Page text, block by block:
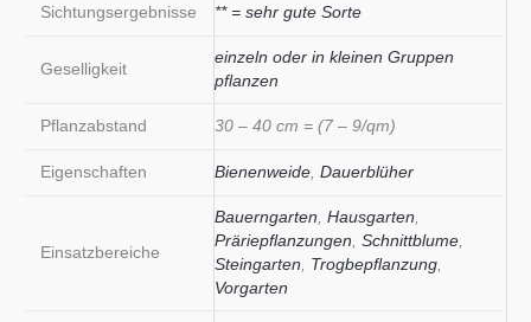
Sichtungsergebnisse ** = sehr gute Sorte
Geselligkeit
einzeln oder in kleinen Gruppen
pflanzen
Pflanzabstand 30 – 40 cm = (7 – 9/qm)
Eigenschaften Bienenweide Dauerblüher
Einsatzbereiche
Bauerngarten Hausgarten
Präriepflanzungen Schnittblume
Steingarten
Trogbepflanzung
Vorgarten